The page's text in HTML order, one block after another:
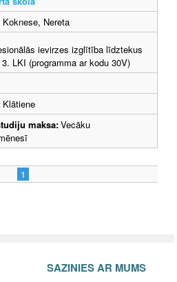
Nereta
ievirzes izglītība līdztekus
LKI (programma ar kodu 30V)
Klātiene
maksa:Vecāku
1
SAZINIES AR MUMS